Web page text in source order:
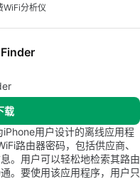
WiFi分析仪
载
用户设计的离线应用程
路由器密码，包括供应商、
。用户可以轻松地检索其路由
。要使用该应用程序，用户只